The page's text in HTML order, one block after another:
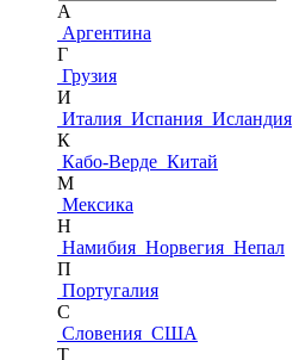
А
Аргентина
Г
Грузия
И
Италия Испания Исландия
К
Кабо-Верде Китай
М
Мексика
Н
Намибия Норвегия Непал
П
Португалия
С
Словения США
Т